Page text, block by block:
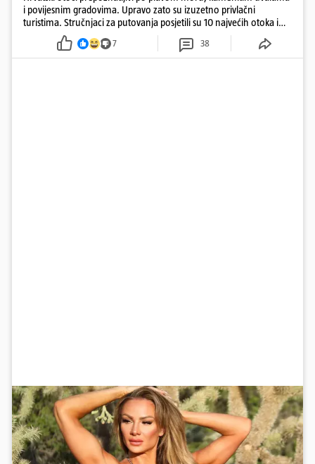
i povijesnim gradovima. Upravo zato su izuzetno privlačni
turistima. Stručnjaci za putovanja posjetili su 10 najvećih otoka i
rangirali ih
7 38